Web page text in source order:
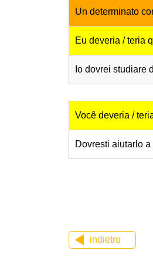
Un determinato
Eu deveria / teria
Io dovrei studiare
Você deveria /
Dovresti aiutarlo
indietro